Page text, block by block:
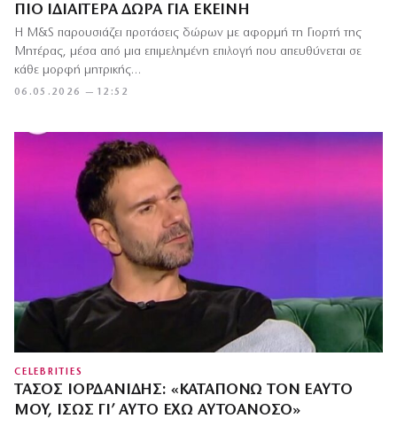
ΠΙΟ ΙΔΙΑΊΤΕΡΑ ΔΏΡΑ ΓΙΑ ΕΚΕΊΝΗ
06.05.2026 — 12:52
Η M&S παρουσιάζει προτάσεις δώρων με αφορμή τη Γιορτή της
Μητέρας, μέσα από μια επιμελημένη επιλογή που απευθύνεται σε
κάθε μορφή μητρικής…
CELEBRITIES
ΤΆΣΟΣ ΙΟΡΔΑΝΊΔΗΣ: «ΚΑΤΑΠΟΝΏ ΤΟΝ ΕΑΥΤΌ
ΜΟΥ, ΊΣΩΣ ΓΙ’ ΑΥΤΌ ΈΧΩ ΑΥΤΟΆΝΟΣΟ»